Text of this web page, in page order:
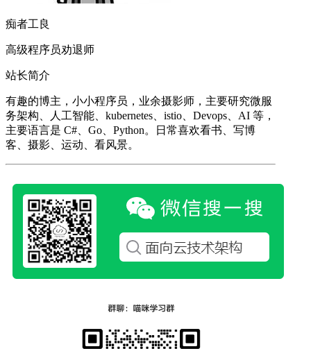
痴者工良
高级程序员劝退师
站长简介
有趣的博主，小小程序员，业余摄影师，主要研究微服
务架构、人工智能、kubernetes、istio、Devops、AI 等，
主要语言是 C#、Go、Python。日常喜欢看书、写博
客、摄影、运动、看风景。